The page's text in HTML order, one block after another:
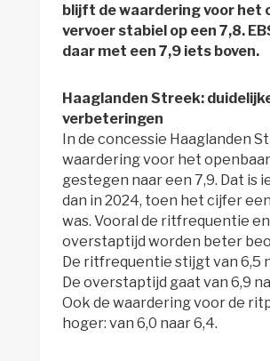
blijft de waardering voor het
vervoer stabiel op een 7,8.
daar met een 7,9 iets boven.
Haaglanden Streek:
verbeteringen
In de concessie Haaglanden
waardering voor het
gestegen naar een 7,9. Dat is
dan in 2024, toen het cijfer
was. Vooral de ritfrequentie
overstaptijd worden beter
De ritfrequentie stijgt van 6,5
De overstaptijd gaat van 6,9
Ook de waardering voor de
hoger: van 6,0 naar 6,4.